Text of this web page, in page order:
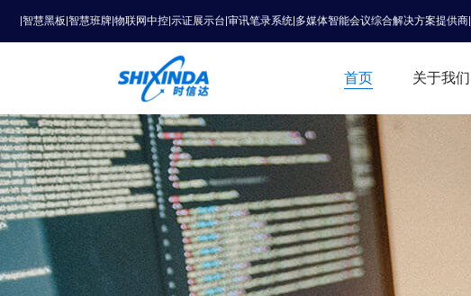
|智慧黑板|智慧班牌|物联网中控|示证展示台|审讯笔录系统|多媒体智能会议综合解决方案提供商|
首页 关于我们